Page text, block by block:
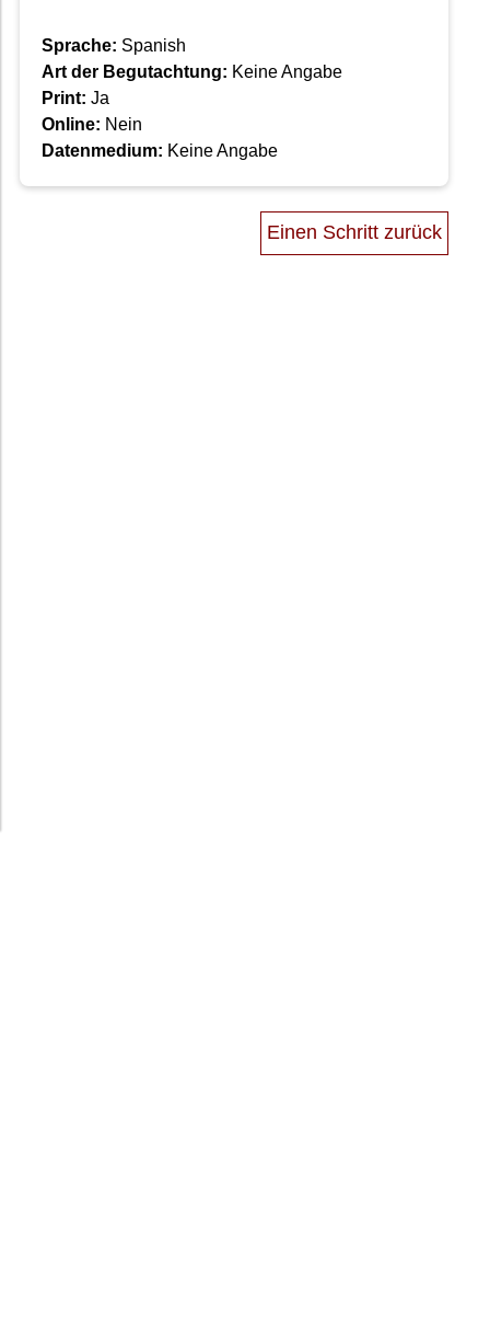
Sprache: Spanish
Art der Begutachtung: Keine Angabe
Print: Ja
Online: Nein
Datenmedium: Keine Angabe